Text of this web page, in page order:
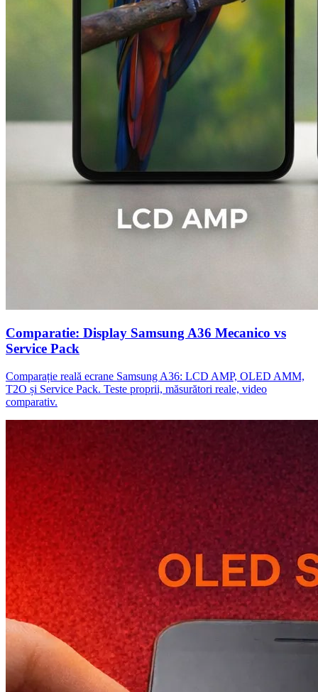
Comparatie: Display Samsung A36 Mecanico vs
Service Pack
Comparație reală ecrane Samsung A36: LCD AMP, OLED AMM,
T2O și Service Pack. Teste proprii, măsurători reale, video
comparativ.